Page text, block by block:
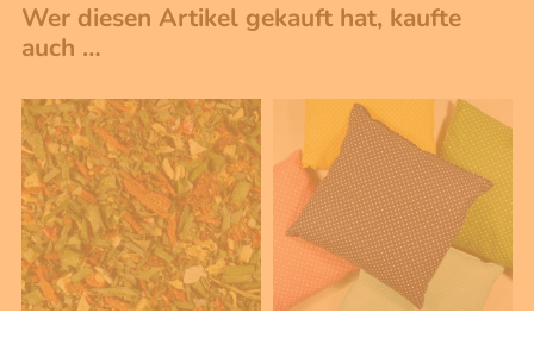
Wer diesen Artikel gekauft hat, kaufte
auch …